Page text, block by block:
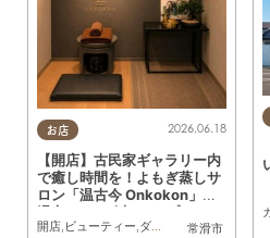
お店
常滑市
2026.06.18
【開店】古民家ギャラリー内
で癒し時間を！よもぎ蒸しサ
ロン「温古今 Onkokon」常
滑市に5/20(水)オープン
開店 ビューティー ダイエット ,健康